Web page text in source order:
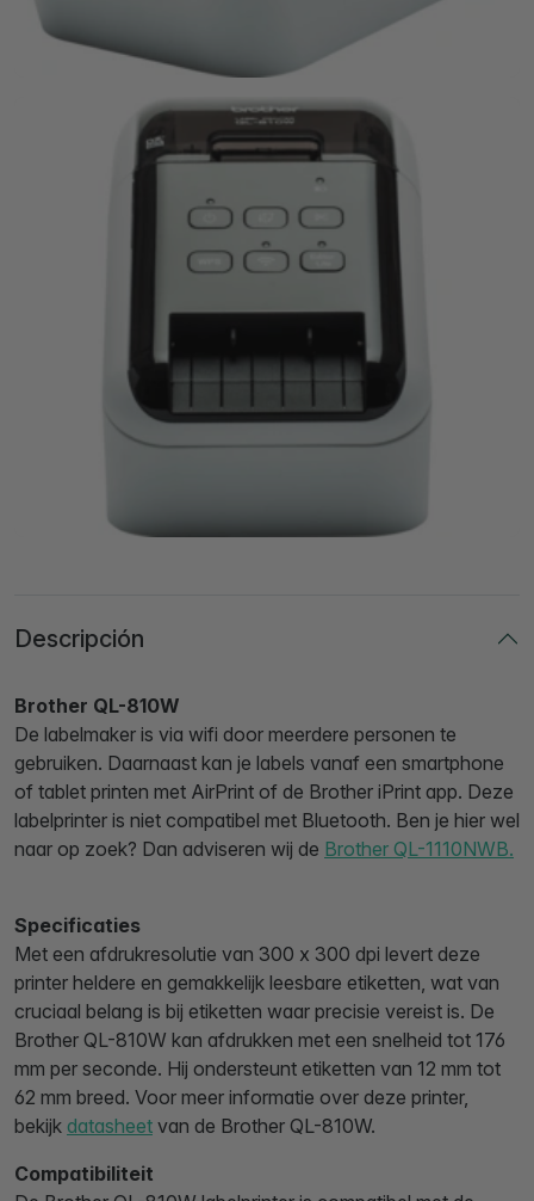
Descripción
Brother QL-810W
De labelmaker is via wifi door meerdere personen te
gebruiken. Daarnaast kan je labels vanaf een smartphone
of tablet printen met AirPrint of de Brother iPrint app. Deze
labelprinter is niet compatibel met Bluetooth. Ben je hier wel
naar op zoek? Dan adviseren wij de Brother QL-1110NWB.
Specificaties
Met een afdrukresolutie van 300 x 300 dpi levert deze
printer heldere en gemakkelijk leesbare etiketten, wat van
cruciaal belang is bij etiketten waar precisie vereist is. De
Brother QL-810W kan afdrukken met een snelheid tot 176
mm per seconde. Hij ondersteunt etiketten van 12 mm tot
62 mm breed. Voor meer informatie over deze printer,
bekijk datasheet van de Brother QL-810W.
Compatibiliteit